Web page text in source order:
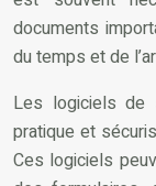
documents
du temps et de
Les logiciels de
pratique et
Ces logiciels